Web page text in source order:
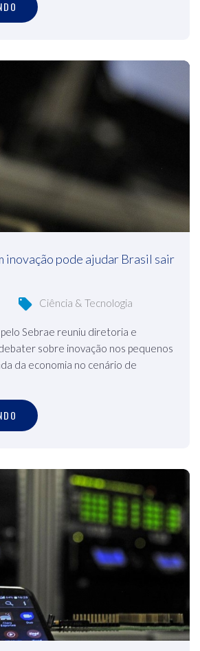
inovação pode ajudar Brasil sair
Ciência & Tecnologia
Sebrae reuniu diretoria e
sobre inovação nos pequenos
da economia no cenário de